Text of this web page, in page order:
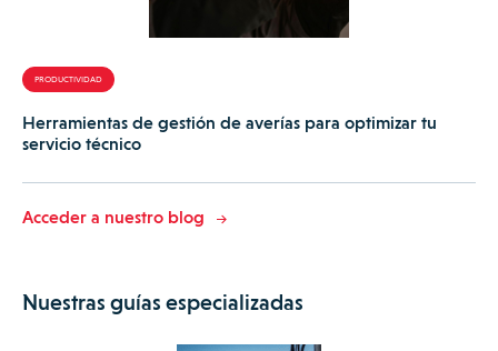
PRODUCTIVIDAD
Herramientas de gestión de averías para optimizar tu
servicio técnico
Acceder a nuestro blog
Nuestras guías especializadas